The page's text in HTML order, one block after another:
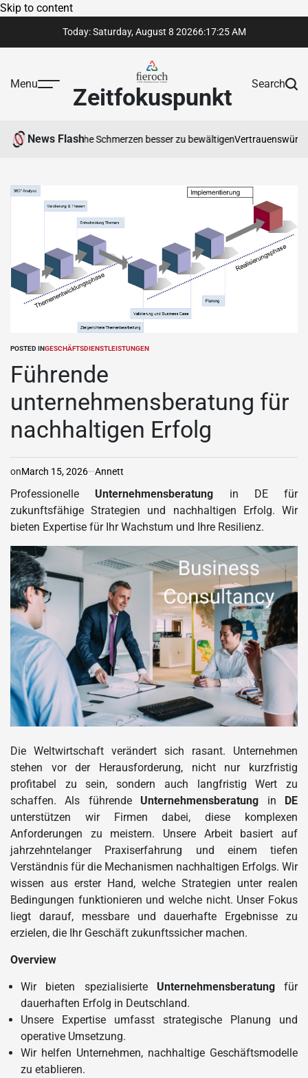
Skip to content
Today: Saturday, August 8 20266:17:26 AM
Menu Zeitfokuspunkt Search
News Flash
chronische Schmerzen besser zu bewältigenVertrauenswürdige
POSTED INGESCHÄFTSDIENSTLEISTUNGEN
Führende
unternehmensberatung für
nachhaltigen Erfolg
onMarch 15, 2026 Annett
Professionelle Unternehmensberatung in DE für
zukunftsfähige Strategien und nachhaltigen Erfolg. Wir
bieten Expertise für Ihr Wachstum und Ihre Resilienz.
Die Weltwirtschaft verändert sich rasant. Unternehmen
stehen vor der Herausforderung, nicht nur kurzfristig
profitabel zu sein, sondern auch langfristig Wert zu
schaffen. Als führende Unternehmensberatung in DE
unterstützen wir Firmen dabei, diese komplexen
Anforderungen zu meistern. Unsere Arbeit basiert auf
jahrzehntelanger Praxiserfahrung und einem tiefen
Verständnis für die Mechanismen nachhaltigen Erfolgs. Wir
wissen aus erster Hand, welche Strategien unter realen
Bedingungen funktionieren und welche nicht. Unser Fokus
liegt darauf, messbare und dauerhafte Ergebnisse zu
erzielen, die Ihr Geschäft zukunftssicher machen.
Overview
Wir bieten spezialisierte Unternehmensberatungfür
dauerhaften Erfolg in Deutschland.
Unsere Expertise umfasst strategische Planung und
operative Umsetzung.
Wir helfen Unternehmen, nachhaltige Geschäftsmodelle
zu etablieren.